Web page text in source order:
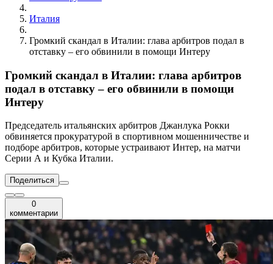
Италия
Громкий скандал в Италии: глава арбитров подал в
отставку – его обвинили в помощи Интеру
Громкий скандал в Италии: глава арбитров
подал в отставку – его обвинили в помощи
Интеру
Председатель итальянских арбитров Джанлука Рокки
обвиняется прокуратурой в спортивном мошенничестве и
подборе арбитров, которые устраивают Интер, на матчи
Серии А и Кубка Италии.
Поделиться
0
комментарии